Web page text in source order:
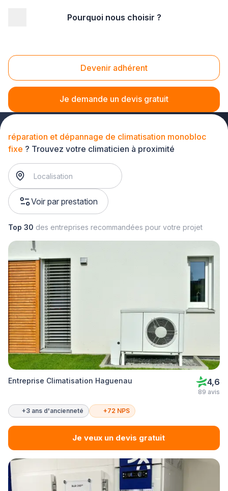
Pourquoi nous choisir ?
Devenir adhérent
Je demande un devis gratuit
Réparation et dépannage de climatisation
monobloc fixe
réparation et dépannage de climatisation monobloc
fixe ? Trouvez votre climaticien à proximité
Voir par prestation
Top 30 des entreprises recommandées pour votre projet
Entreprise Climatisation Haguenau 4,6
89 avis
+3 ans d'ancienneté +72 NPS
Je veux un devis gratuit